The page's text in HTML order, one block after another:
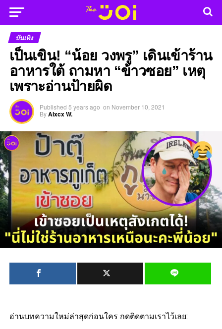
บันเทิง
เป็นเขิน! “น้อย วงพรู” เดินเข้าร้าน
อาหารใต้ ถามหา “ข้าวซอย” เหตุ
เพราะอ่านป้ายผิด
Published 5 years ago on November 10, 2021
ByAlxcx W.
อ่านบทความใหม่ล่าสุดก่อนใคร กดติดตามเราไว้เลย: